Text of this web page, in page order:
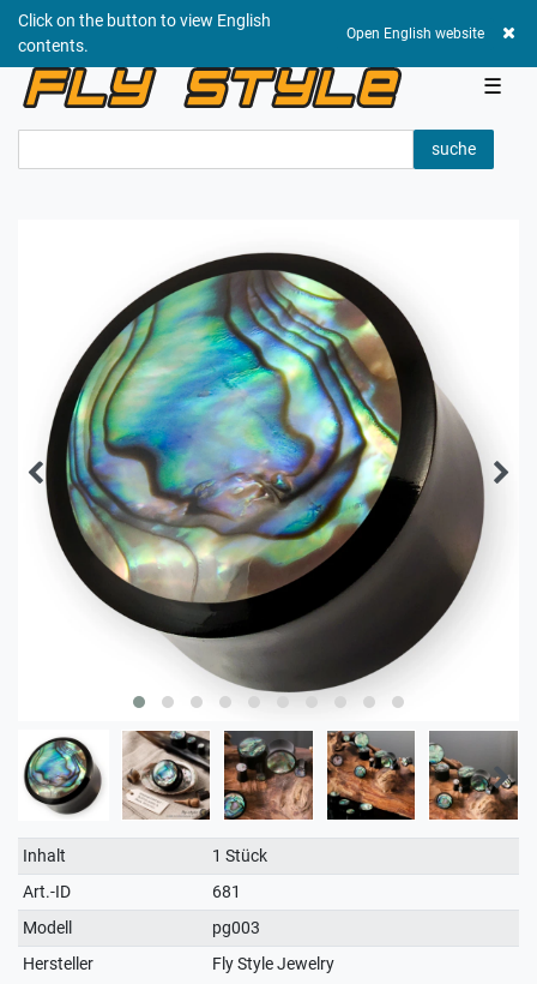
Click on the button to view English
contents.
Open English website
☰
suche
Technisches
Merkmal
Wert
Inhalt
1 Stück
Art.-ID
681
Modell
pg003
Hersteller
Fly Style Jewelry